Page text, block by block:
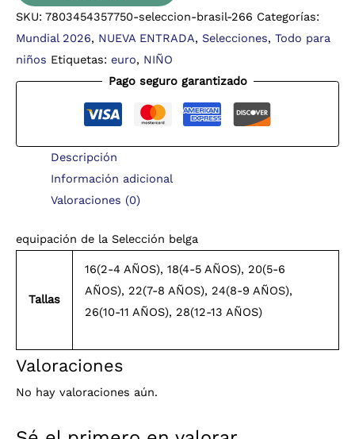
SKU: 7803454357750-seleccion-brasil-266 Categorías:
Mundial 2026, NUEVA ENTRADA, Selecciones, Todo para
niños Etiquetas: euro, NIÑO
Pago seguro garantizado
Descripción
Información adicional
Valoraciones (0)
equipación de la Selección belga
Tallas
16(2-4 AÑOS), 18(4-5 AÑOS), 20(5-6
AÑOS), 22(7-8 AÑOS), 24(8-9 AÑOS),
26(10-11 AÑOS), 28(12-13 AÑOS)
Valoraciones
No hay valoraciones aún.